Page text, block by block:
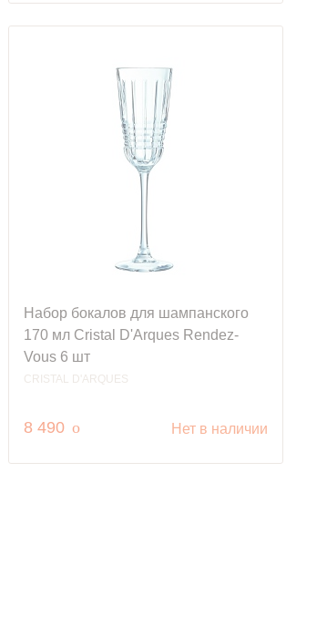
Набор бокалов для шампанского
170 мл Cristal D'Arques Rendez-
Vous 6 шт
CRISTAL D'ARQUES
8 490 руб.
o Нет в наличии